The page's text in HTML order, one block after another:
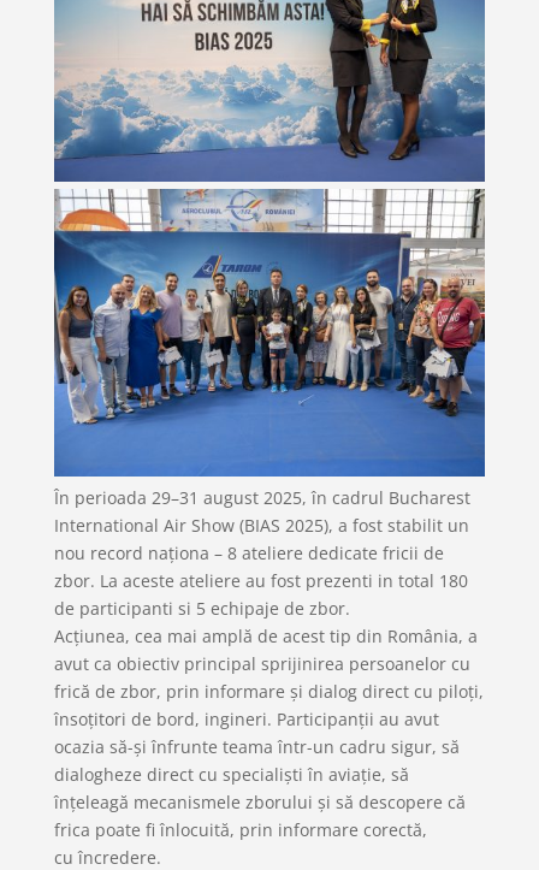
În perioada 29–31 august 2025, în cadrul Bucharest
International Air Show (BIAS 2025), a fost stabilit un
nou record naționa – 8ateliere dedicate fricii de
zbor. La aceste ateliere au fost prezenti in total 180
de participanti si 5 echipaje de zbor.
Acțiunea, cea mai amplă de acest tip din România, a
avut ca obiectiv principal sprijinirea persoanelor cu
frică de zbor, prin informare și dialog direct cu piloți,
însoțitori de bord, ingineri. Participanții au avut
ocazia să-și înfrunte teama într-un cadru sigur, să
dialogheze direct cu specialiști în aviație, să
înțeleagă mecanismele zborului și să descopere că
frica poate fi înlocuită, prin informare corectă,
cuîncredere.